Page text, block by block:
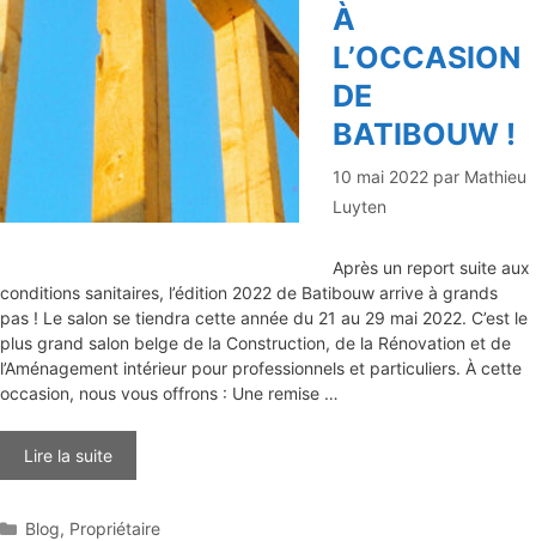
À
L’OCCASION
DE
BATIBOUW !
10 mai 2022 par Mathieu
Luyten
Après un report suite aux
conditions sanitaires, l’édition 2022 de Batibouw arrive à grands
pas ! Le salon se tiendra cette année du 21 au 29 mai 2022. C’est le
plus grand salon belge de la Construction, de la Rénovation et de
l’Aménagement intérieur pour professionnels et particuliers. À cette
occasion, nous vous offrons : Une remise …
Lire la suite
Catégories
Blog, Propriétaire